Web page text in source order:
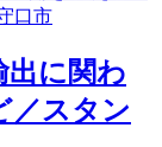
出に関わ
／スタン